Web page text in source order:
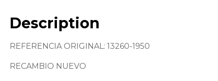
Description
REFERENCIA ORIGINAL: 13260-1950
RECAMBIO NUEVO